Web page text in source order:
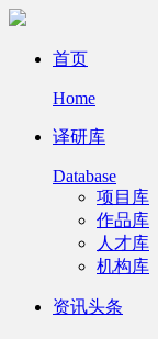
首页
Home
译研库
Database
项目库
作品库
人才库
机构库
资讯头条